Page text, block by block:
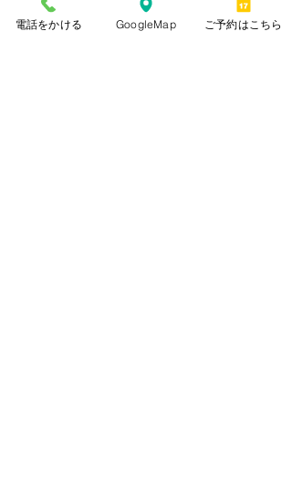
電話をかける GoogleMap ご予約はこちら